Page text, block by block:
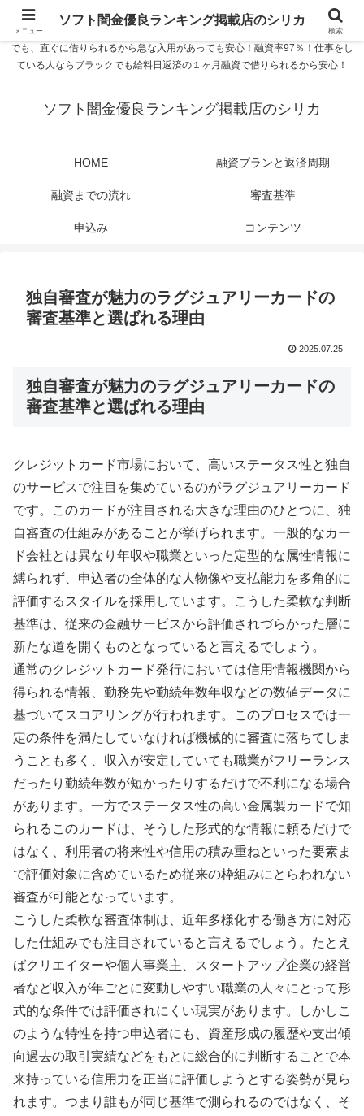
ソフト闇金優良ランキング 中小消費者金融在籍確認なし シリカなら24時間
365日 在籍確認なしで借りれるブラック即日振込融資です。土日や祝日、夜間
でも、直ぐに借りられるから急な入用があっても安心！融資率97％！仕事をし
ている人ならブラックでも給料日返済の１ヶ月融資で借りられるから安心！
ソフト闇金優良ランキング掲載店のシリカ
HOME 融資プランと返済周期
融資までの流れ 審査基準
申込み コンテンツ
独自審査が魅力のラグジュアリーカードの
審査基準と選ばれる理由
2025.07.25
独自審査が魅力のラグジュアリーカードの
審査基準と選ばれる理由
クレジットカード市場において、高いステータス性と独自
のサービスで注目を集めているのがラグジュアリーカード
です。このカードが注目される大きな理由のひとつに、独
自審査の仕組みがあることが挙げられます。一般的なカー
ド会社とは異なり年収や職業といった定型的な属性情報に
縛られず、申込者の全体的な人物像や支払能力を多角的に
評価するスタイルを採用しています。こうした柔軟な判断
基準は、従来の金融サービスから評価されづらかった層に
新たな道を開くものとなっていると言えるでしょう。
通常のクレジットカード発行においては信用情報機関から
得られる情報、勤務先や勤続年数年収などの数値データに
基づいてスコアリングが行われます。このプロセスでは一
定の条件を満たしていなければ機械的に審査に落ちてしま
うことも多く、収入が安定していても職業がフリーランス
だったり勤続年数が短かったりするだけで不利になる場合
があります。一方でステータス性の高い金属製カードで知
られるこのカードは、そうした形式的な情報に頼るだけで
はなく、利用者の将来性や信用の積み重ねといった要素ま
で評価対象に含めているため従来の枠組みにとらわれない
審査が可能となっています。
こうした柔軟な審査体制は、近年多様化する働き方に対応
した仕組みでも注目されていると言えるでしょう。たとえ
ばクリエイターや個人事業主、スタートアップ企業の経営
者など収入が年ごとに変動しやすい職業の人々にとって形
式的な条件では評価されにくい現実があります。しかしこ
のような特性を持つ申込者にも、資産形成の履歴や支出傾
向過去の取引実績などをもとに総合的に判断することで本
来持っている信用力を正当に評価しようとする姿勢が見ら
れます。つまり誰もが同じ基準で測られるのではなく、そ
メニュー
ソフト闇金優良ランキング掲載店のシリカ
検索